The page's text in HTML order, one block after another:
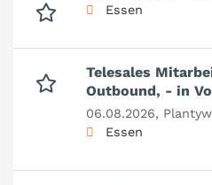
Essen
Telesales
Outbound, - in
06.08.2026,
Essen